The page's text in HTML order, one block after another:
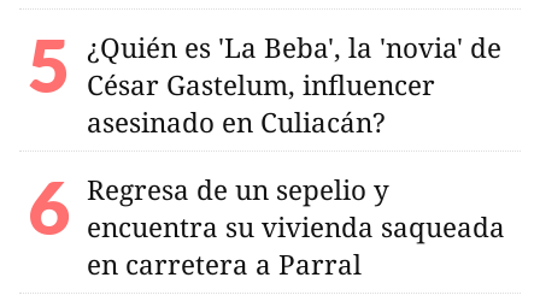
¿Quién es 'La Beba', la 'novia' de
César Gastelum, influencer
asesinado en Culiacán?
Regresa de un sepelio y
encuentra su vivienda saqueada
en carretera a Parral